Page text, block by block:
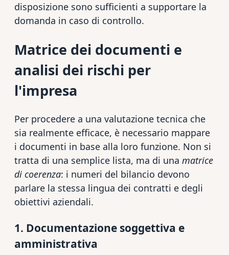
disposizione sono sufficienti a supportare la
domanda in caso di controllo.
Matrice dei documenti e
analisi dei rischi per
l'impresa
Per procedere a una valutazione tecnica che
sia realmente efficace, è necessario mappare
i documenti in base alla loro funzione. Non si
tratta di una semplice lista, ma di una matrice
di coerenza: i numeri del bilancio devono
parlare la stessa lingua dei contratti e degli
obiettivi aziendali.
1. Documentazione soggettiva e
amministrativa